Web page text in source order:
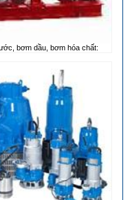
bơm dầu, bơm hóa chất: